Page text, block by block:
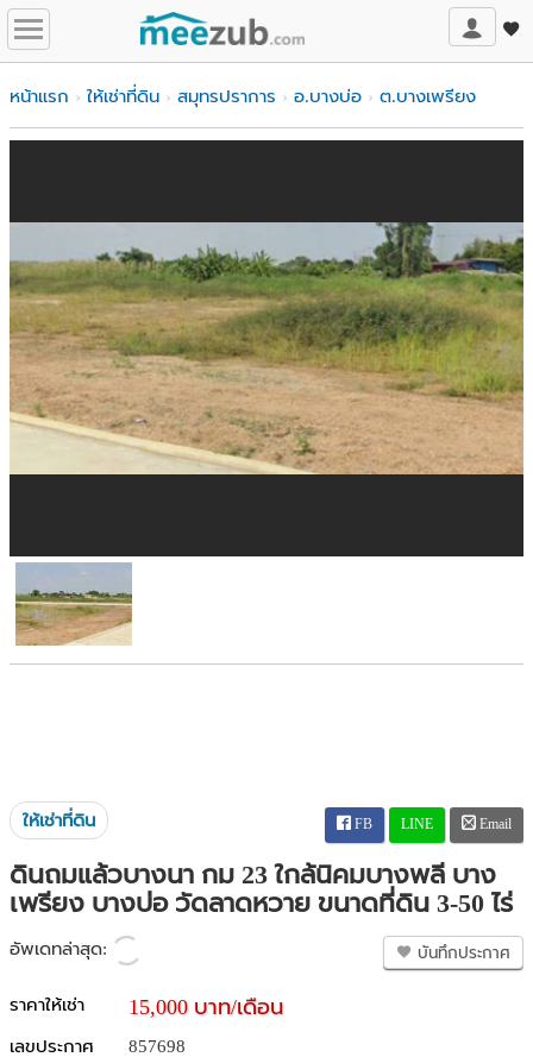
หน้าแรก ให้เช่าที่ดิน สมุทรปราการ อ.บางบ่อ ต.บางเพรียง
ให้เช่าที่ดิน FB LINE Email
ดินถมแล้วบางนา กม 23 ใกล้นิคมบางพลี บาง
เพรียง บางบ่อ วัดลาดหวาย ขนาดที่ดิน 3-50 ไร่
อัพเดทล่าสุด: บันทึกประกาศ
ราคาให้เช่า 15,000 บาท/เดือน
เลขประกาศ
857698